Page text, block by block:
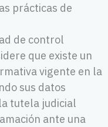
prácticas de
de control
que existe un
vigente en la
sus datos
tutela judicial
ante una